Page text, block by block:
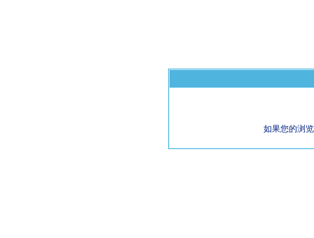
如果您的浏